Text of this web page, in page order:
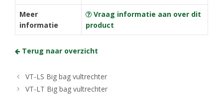
Meer
informatie
Vraag informatie aan over dit
product
Terug naar overzicht
VT-LS Big bag vultrechter
VT-LT Big bag vultrechter